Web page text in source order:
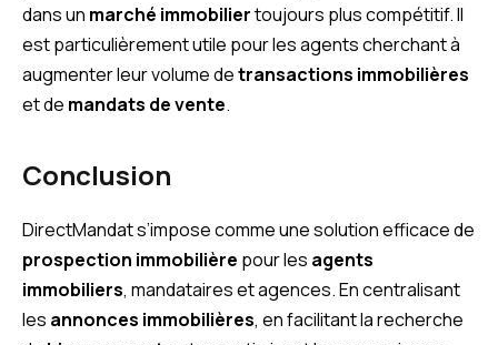
dans un marché immobiliertoujours plus compétitif. Il
est particulièrement utile pour les agents cherchant à
augmenter leur volume detransactions immobilières
et de mandats de vente.
Conclusion
DirectMandat s’impose comme une solution efficace de
prospection immobilière pour les agents
immobiliers, mandataires et agences. En centralisant
les annonces immobilières, en facilitant la recherche